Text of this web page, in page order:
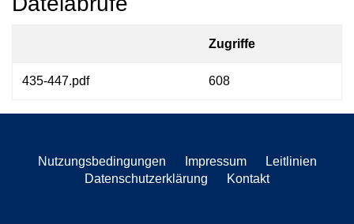
Zugriffe
435-447.pdf 608
Nutzungsbedingungen Impressum
Leitlinien
Datenschutzerklärung
Kontakt